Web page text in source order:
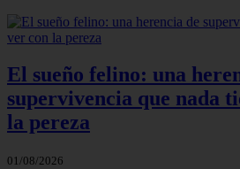
El sueño felino: una
supervivencia que nada
la pereza
01/08/2026